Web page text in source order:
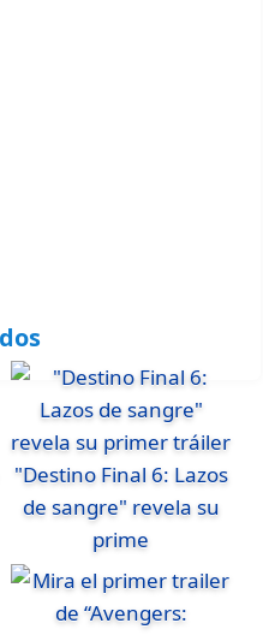
"Destino Final 6: Lazos
de sangre" revela su
prime